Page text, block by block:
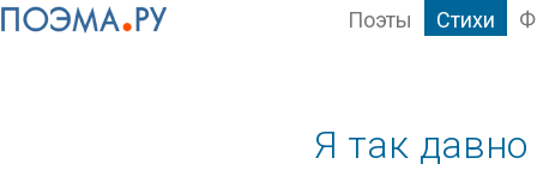
Поэты Стихи
Я так